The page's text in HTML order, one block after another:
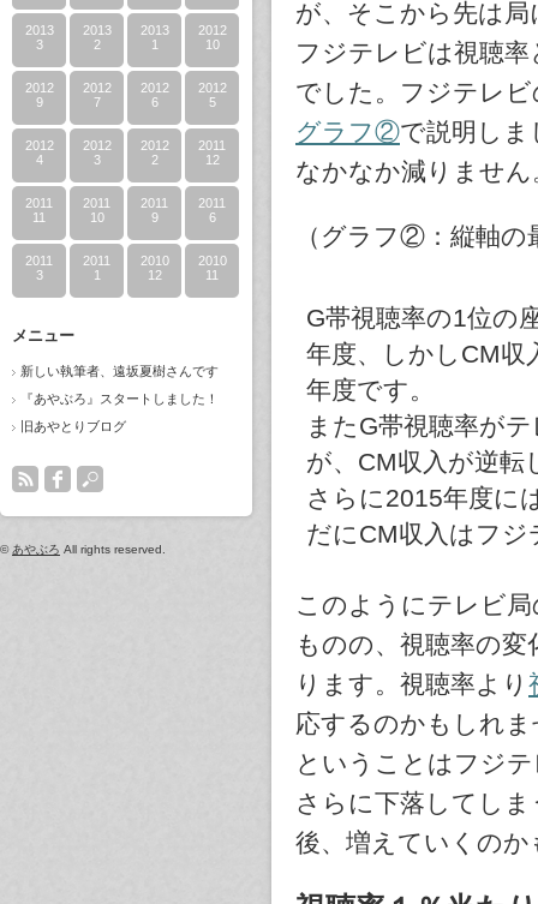
2013
3
2013
2
2013
1
2012
10
2012
9
2012
7
2012
6
2012
5
2012
4
2012
3
2012
2
2011
12
2011
11
2011
10
2011
9
2011
6
2011
3
2011
1
2010
12
2010
11
メニュー
新しい執筆者、遠坂夏樹さんです
『あやぶろ』スタートしました！
旧あやとりブログ
© あやぶろ All rights reserved.
が、そこから先は
フジテレビは視聴
でした。フジテレ
グラフ②で説明し
なかなか減りません
（グラフ②：縦軸
G帯視聴率の1位の
年度、しかしCM
年度です。
またG帯視聴率が
が、CM収入が逆転
さらに2015年度に
だにCM収入はフ
このようにテレビ
ものの、視聴率の
ります。視聴率より
応するのかもしれ
ということはフジ
さらに下落してし
後、増えていくの